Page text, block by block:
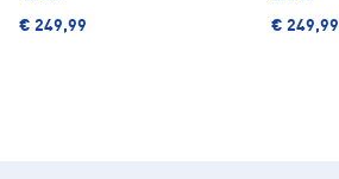
€ 249,99 € 249,99